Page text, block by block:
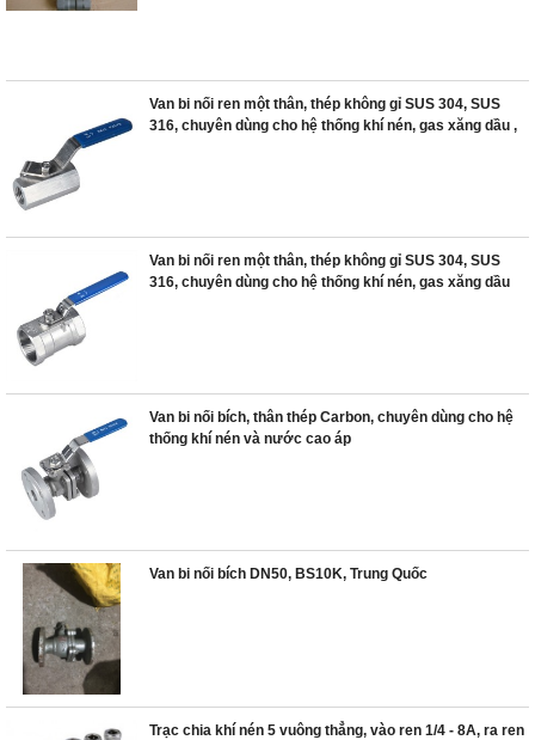
Van bi nối ren một thân, thép không gỉ SUS 304, SUS
316, chuyên dùng cho hệ thống khí nén, gas xăng dầu ,
Van bi nối ren một thân, thép không gỉ SUS 304, SUS
316, chuyên dùng cho hệ thống khí nén, gas xăng dầu
Van bi nối bích, thân thép Carbon, chuyên dùng cho hệ
thống khí nén và nước cao áp
Van bi nối bích DN50, BS10K, Trung Quốc
Trạc chia khí nén 5 vuông thẳng, vào ren 1/4 - 8A, ra ren